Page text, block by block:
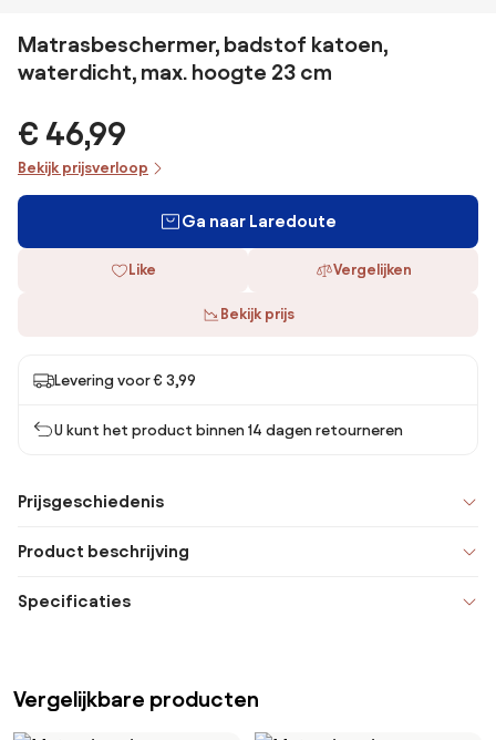
Matrasbeschermer, badstof katoen,
waterdicht, max. hoogte 23 cm
€ 46,99
Bekijk prijsverloop
Ga naar Laredoute
Like Vergelijken
Bekijk prijs
Levering voor € 3,99
U kunt het product binnen 14 dagen retourneren
Prijsgeschiedenis
Product beschrijving
Specificaties
Vergelijkbare producten